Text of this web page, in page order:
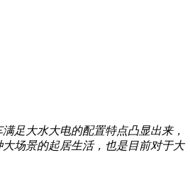
足大水大电的配置特点凸显出来，
场景的起居生活，也是目前对于大